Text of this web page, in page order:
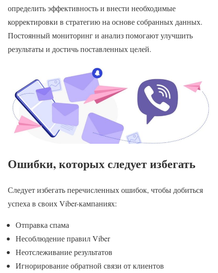
определить эффективность и внести необходимые
корректировки в стратегию на основе собранных данных.
Постоянный мониторинг и анализ помогают улучшить
результаты и достичь поставленных целей.
Ошибки, которых следует избегать
Следует избегать перечисленных ошибок, чтобы добиться
успеха в своих Viber-кампаниях:
Отправка спама
Несоблюдение правил Viber
Неотслеживание результатов
Игнорирование обратной связи от клиентов